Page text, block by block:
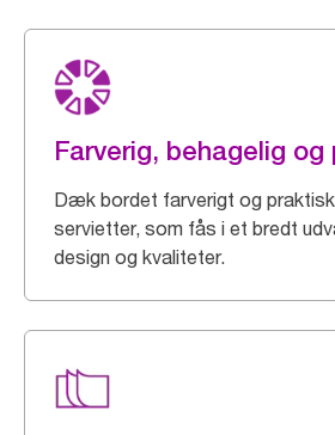
Farverig, behagelig og
Dæk bordet farverigt og
servietter, som fås i et bredt
design og kvaliteter.